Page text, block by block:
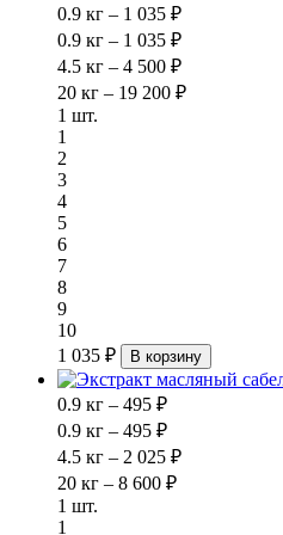
0.9 кг – 1 035 ₽
0.9 кг – 1 035 ₽
4.5 кг – 4 500 ₽
20 кг – 19 200 ₽
1 шт.
1
2
3
4
5
6
7
8
9
10
1 035 ₽
В корзину
0.9 кг – 495 ₽
0.9 кг – 495 ₽
4.5 кг – 2 025 ₽
20 кг – 8 600 ₽
1 шт.
1